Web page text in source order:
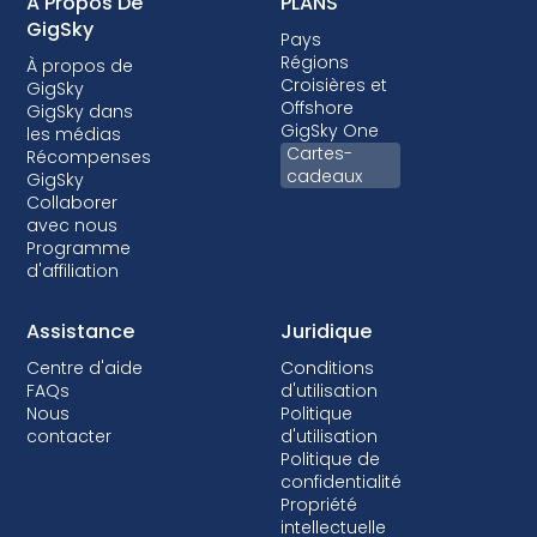
GigSky
À propos de
GigSky
GigSky dans
les médias
Récompenses
GigSky
Collaborer
avec nous
Programme
d'affiliation
Pays
Régions
Croisières et
Offshore
GigSky One
Cartes-
cadeaux
Assistance
Centre d'aide
FAQs
Nous
contacter
Juridique
Conditions
d'utilisation
Politique
d'utilisation
Politique de
confidentialité
Propriété
intellectuelle